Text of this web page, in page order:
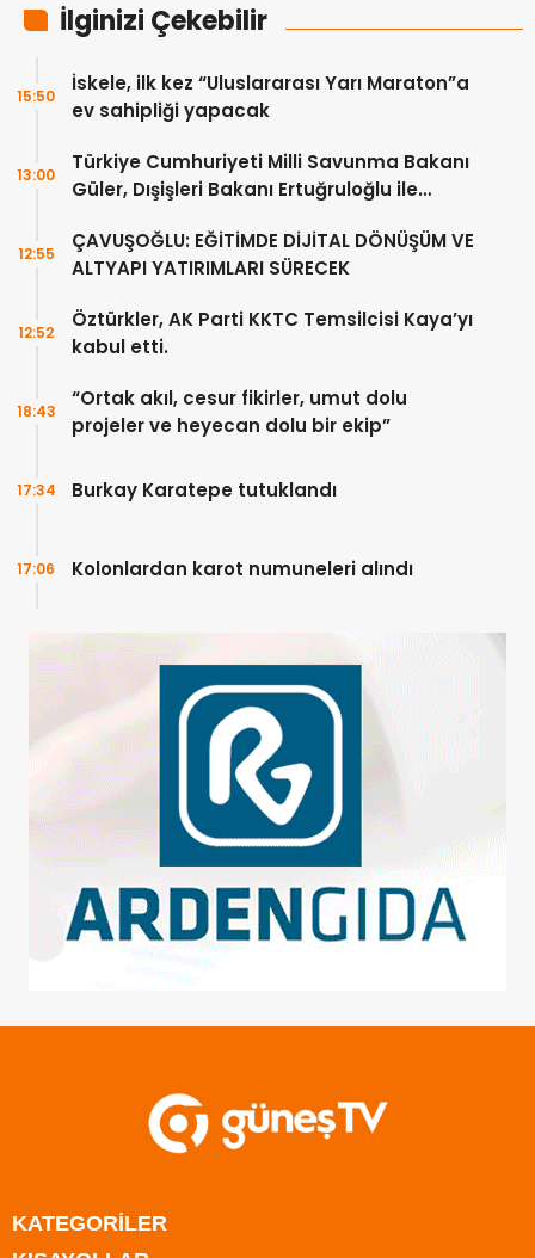
İlginizi Çekebilir
İskele, ilk kez “Uluslararası Yarı Maraton”a
ev sahipliği yapacak
15:50
Türkiye Cumhuriyeti Milli Savunma Bakanı
Güler, Dışişleri Bakanı Ertuğruloğlu ile
13:00
ÇAVUŞOĞLU: EĞİTİMDE DİJİTAL DÖNÜŞÜM VE
ALTYAPI YATIRIMLARI SÜRECEK
12:55
Öztürkler, AK Parti KKTC Temsilcisi Kaya’yı
kabul etti.
12:52
“Ortak akıl, cesur fikirler, umut dolu
projeler ve heyecan dolu bir ekip”
18:43
Burkay Karatepe tutuklandı
17:34
Kolonlardan karot numuneleri alındı
17:06
KATEGORİLER